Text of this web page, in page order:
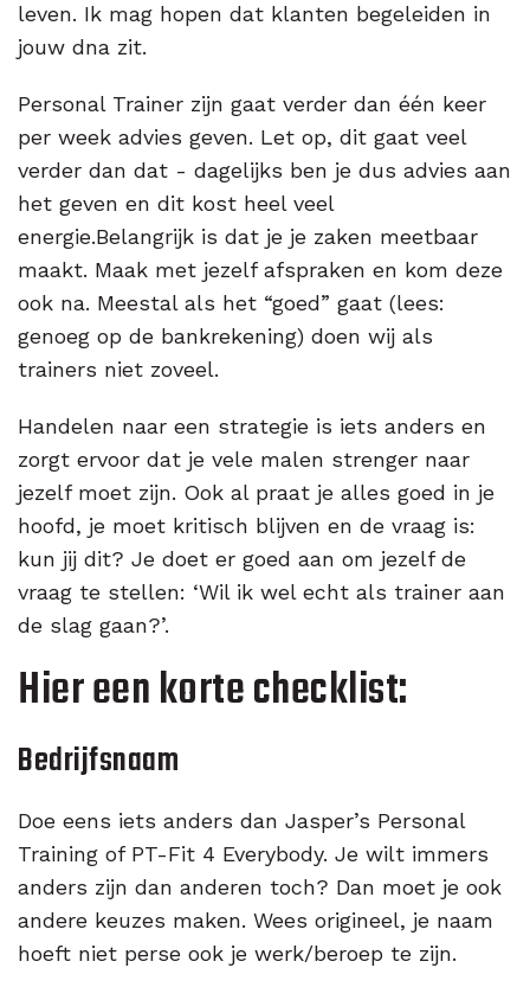
leven. Ik mag hopen dat klanten begeleiden in
jouw dna zit.
Personal Trainer zijn gaat verder dan één keer
per week advies geven. Let op, dit gaat veel
verder dan dat - dagelijks ben je dus advies aan
het geven en dit kost heel veel
energie.Belangrijk is dat je je zaken meetbaar
maakt. Maak met jezelf afspraken en kom deze
ook na. Meestal als het “goed” gaat (lees:
genoeg op de bankrekening) doen wij als
trainers niet zoveel.
Handelen naar een strategie is iets anders en
zorgt ervoor dat je vele malen strenger naar
jezelf moet zijn. Ook al praat je alles goed in je
hoofd, je moet kritisch blijven en de vraag is:
kun jij dit? Je doet er goed aan om jezelf de
vraag te stellen: ‘Wil ik wel echt als trainer aan
de slag gaan?’.
Hier een korte checklist:
Bedrijfsnaam
Doe eens iets anders dan Jasper’s Personal
Training of PT-Fit 4 Everybody. Je wilt immers
anders zijn dan anderen toch? Dan moet je ook
andere keuzes maken. Wees origineel, je naam
hoeft niet perse ook je werk/beroep te zijn.